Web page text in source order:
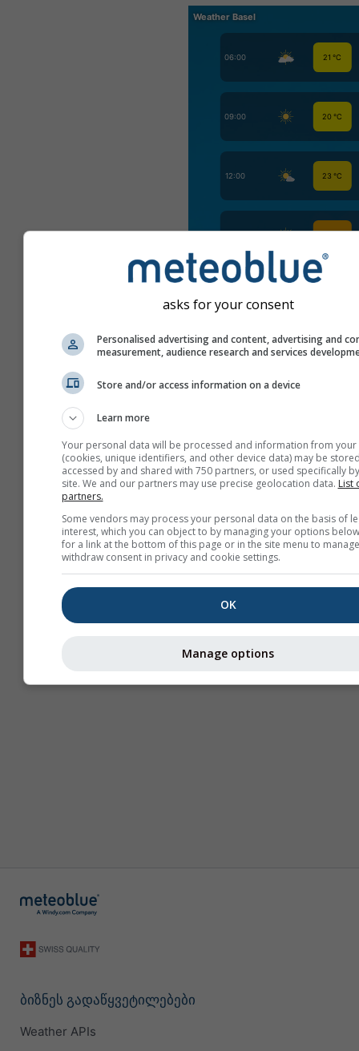
შექმენით ახალი
მეტი ინფორმაცია
ბიზნეს გადაწყვეტილებები
Weather APIs
asks for your consent
Personalised advertising and content, advertising and
measurement, audience research and services
Store and/or access information on a device
Learn more
Your personal data will be processed and information from your
(cookies, unique identifiers, and other device data) may be
accessed by and shared with 750 partners, or used specifically
site. We and our partners may use precise geolocation data. List
partners.
Some vendors may process your personal data on the basis of
interest, which you can object to by managing your options
for a link at the bottom of this page or in the site menu to
withdraw consent in privacy and cookie settings.
OK
Manage options